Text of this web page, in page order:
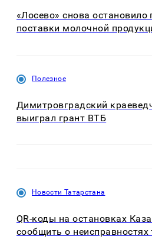
«Лосево» снова остановило
поставки молочной
Полезное
Димитровградский
выиграл грант ВТБ
Новости Татарстана
QR-коды на остановках
сообщить о неисправностях